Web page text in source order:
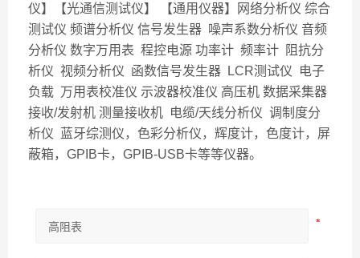
仪】【光通信测试仪】 【通用仪器】网络分析仪 综合
测试仪 频谱分析仪 信号发生器 噪声系数分析仪 音频
分析仪 数字万用表 程控电源 功率计 频率计 阻抗分
析仪 视频分析仪 函数信号发生器 LCR测试仪 电子
负载 万用表校准仪 示波器校准仪 高压机 数据采集器
接收/发射机 测量接收机 电缆/天线分析仪 调制度分
析仪 蓝牙综测仪，色彩分析仪，辉度计，色度计，屏
蔽箱，GPIB卡，GPIB-USB卡等等仪器。